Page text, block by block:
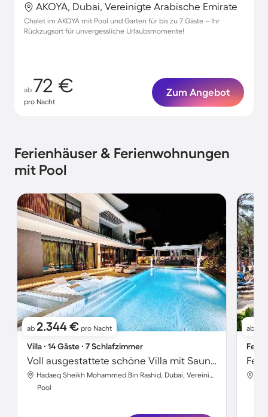
AKOYA, Dubai, Vereinigte Arabische Emirate
Chalet im AKOYA mit Pool und Garten für bis zu 7 Gäste – Ihr
Rückzugsort für unvergessliche Urlaubsmomente!
ab 72 €
pro Nacht
Zum Angebot
Ferienhäuser & Ferienwohnungen
mit Pool
ab 2.344 € pro Nacht
Villa ∙ 14 Gäste ∙ 7 Schlafzimmer
Voll ausgestattete schöne Villa mit Sauna, privatem Pool und Garten | Poolblick
Hadaeq Sheikh Mohammed Bin Rashid, Dubai, Vereinigte Arabische Emirate
Pool
ab